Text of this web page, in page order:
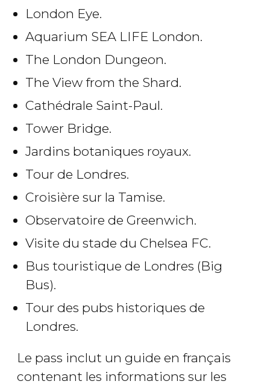
London Eye.
Aquarium SEA LIFE London.
The London Dungeon.
The View from the Shard.
Cathédrale Saint-Paul.
Tower Bridge.
Jardins botaniques royaux.
Tour de Londres.
Croisière sur la Tamise.
Observatoire de Greenwich.
Visite du stade du Chelsea FC.
Bus touristique de Londres (Big
Bus).
Tour des pubs historiques de
Londres.
Le pass inclut un guide en français
contenant les informations sur les